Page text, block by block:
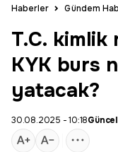
Haberler Gündem
T.C. kimlik
KYK burs
yatacak?
30.08.2025 - 10:18